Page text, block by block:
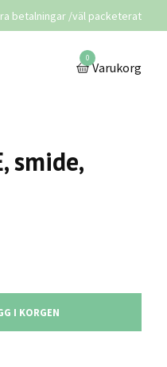
betalningar /väl packeterat
0
Varukorg
smide,
I KORGEN